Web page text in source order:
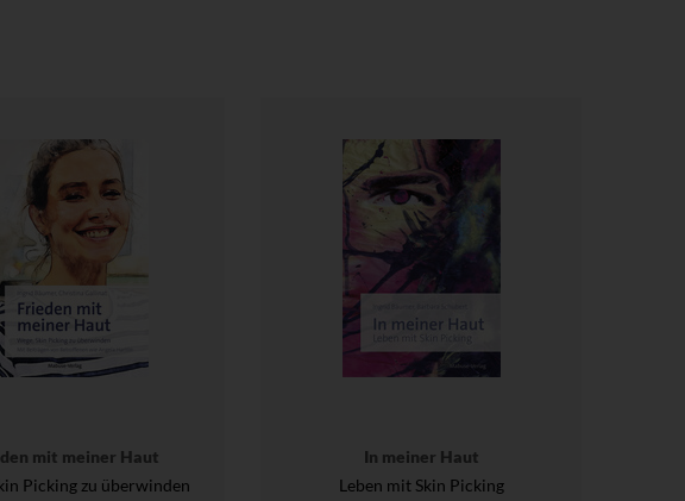
mit meiner Haut
Picking zu überwinden
In meiner Haut
Leben mit Skin Picking